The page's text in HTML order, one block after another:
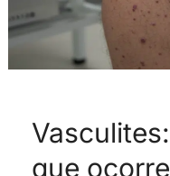
que
tratar